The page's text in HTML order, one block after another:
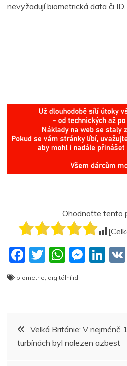
nevyžadují biometrická data či ID.
Ohodnoťte tento
F
c
o
o
T
w
itt
W
h
at
p
p
M
g
er
Li
n
biometrie digitální id
Navigace
pro
Velká Británie: V nejméně
turbínách byl nalezen azbest